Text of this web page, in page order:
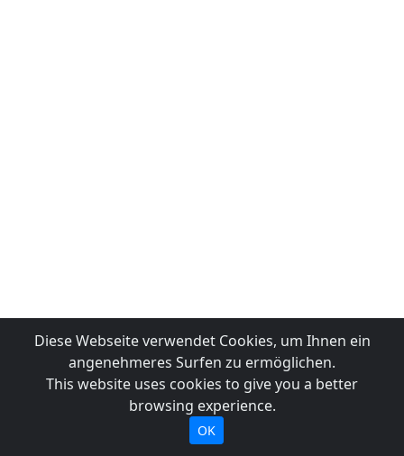
Diese Webseite verwendet Cookies, um Ihnen ein
angenehmeres Surfen zu ermöglichen.
This website uses cookies to give you a better
browsing experience.
OK